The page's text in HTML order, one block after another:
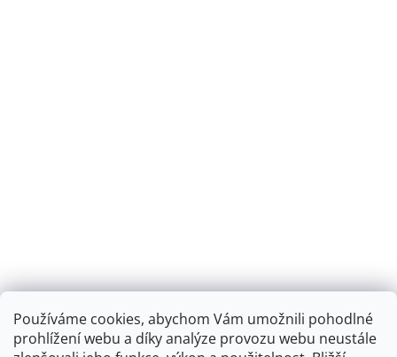
Používáme cookies, abychom Vám umožnili pohodlné
prohlížení webu a díky analýze provozu webu neustále